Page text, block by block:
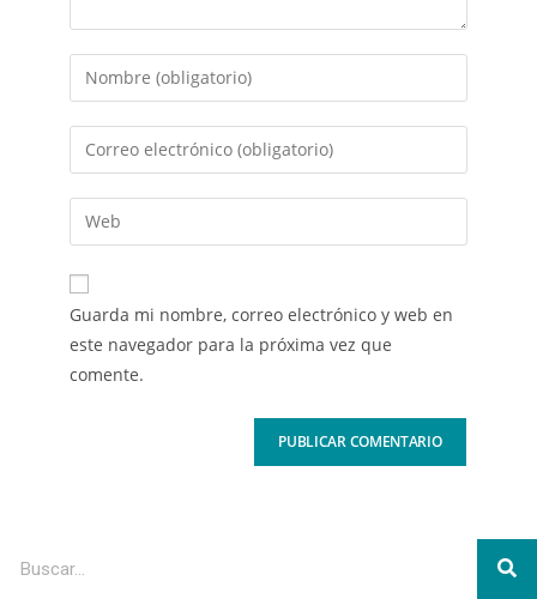
Guarda mi nombre, correo electrónico y web en
este navegador para la próxima vez que
comente.